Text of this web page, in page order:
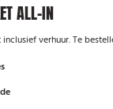
ALL-IN
verhuur. Te